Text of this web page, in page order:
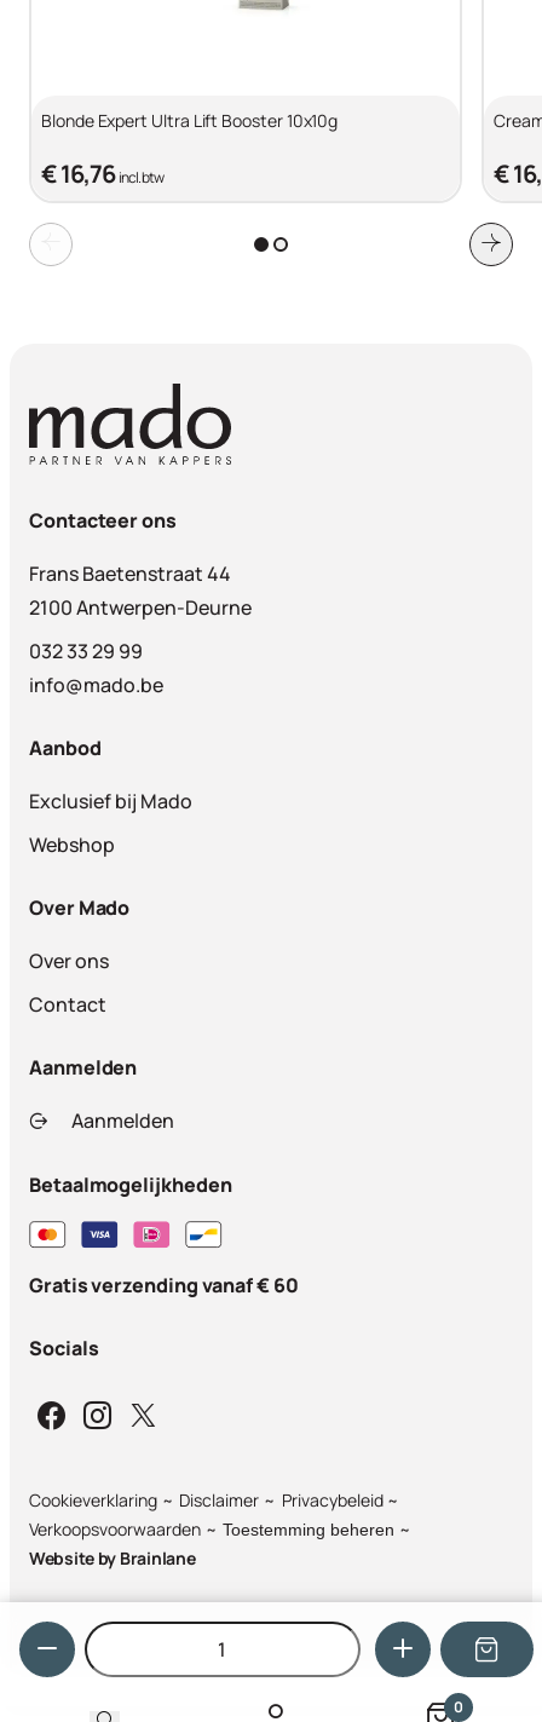
0
Hoeveelheid
Blonde Expert Ultra Lift Booster 10x10g
€ 16,76incl. btw €
Contacteer ons
Frans Baetenstraat 44
2100 Antwerpen-Deurne
032 33 29 99
info@mado.be
Aanbod
Exclusief bij Mado
Webshop
Over Mado
Over ons
Contact
Aanmelden
Aanmelden
Betaalmogelijkheden
Gratis verzending vanaf € 60
Socials
Cookieverklaring Disclaimer
Privacybeleid
Verkoopsvoorwaarden
Toestemming beheren
Website by Brainlane